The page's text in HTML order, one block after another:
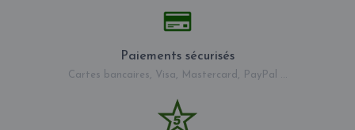
Paiements sécurisés
Cartes bancaires, Visa, Mastercard, PayPal ...